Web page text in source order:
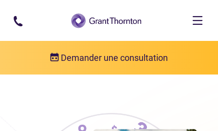
Passer au contenu principal
Demander une consultation